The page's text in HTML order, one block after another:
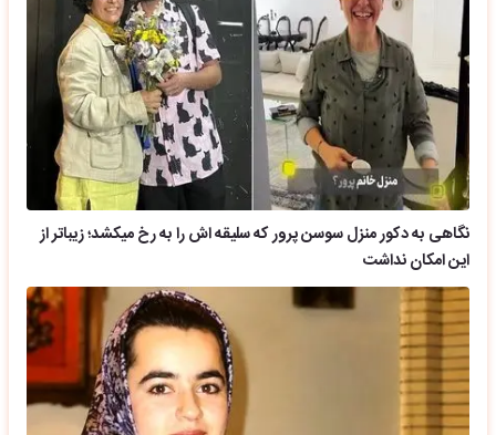
نگاهی به دکور منزل سوسن پرور که سلیقه اش را به رخ میکشد؛ زیباتر از
این امکان نداشت